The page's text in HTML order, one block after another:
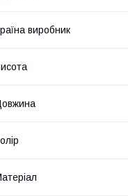
виробник